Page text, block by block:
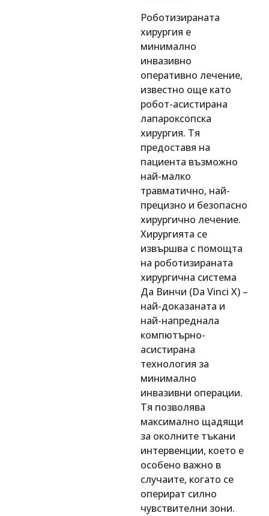
Роботизираната
хирургия е
минимално
инвазивно
оперативно лечение,
известно още като
робот-асистирана
лапароксопска
хирургия. Тя
предоставя на
пациента възможно
най-малко
травматично, най-
прецизно и безопасно
хирургично лечение.
Хирургията се
извършва с помощта
на роботизираната
хирургична система
Да Винчи (Da Vinci X) –
най-доказаната и
най-напреднала
компютърно-
асистирана
технология за
минимално
инвазивни операции.
Тя позволява
максимално щадящи
за околните тъкани
интервенции, което е
особено важно в
случаите, когато се
оперират силно
чувствителни зони.